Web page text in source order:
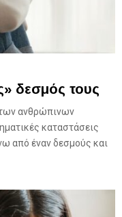
δεσμός τους
ανθρώπινων
καταστάσεις
από έναν δεσμούς και